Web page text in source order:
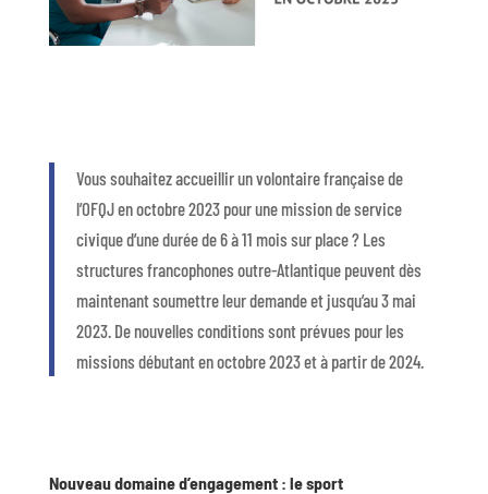
Vous souhaitez accueillir un volontaire française de
l’OFQJ en octobre 2023 pour une mission de service
civique d’une durée de 6 à 11 mois sur place ? Les
structures francophones outre-Atlantique peuvent dès
maintenant soumettre leur demande et jusqu’au 3 mai
2023. De nouvelles conditions sont prévues pour les
missions débutant en octobre 2023 et à partir de 2024.
Nouveau domaine d’engagement : le sport